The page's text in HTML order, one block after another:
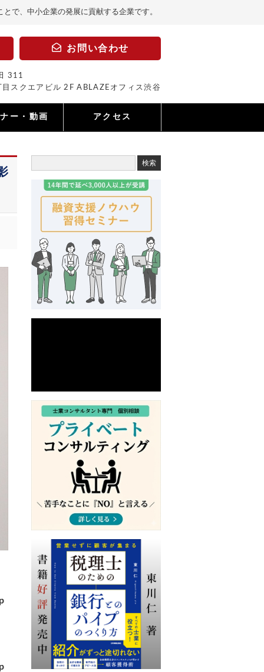
で、中小企業の発展に貢献する企業です。
お問い合わせ
311
スクエアビル 2F ABLAZEオフィス渋谷
ー・動画 アクセス